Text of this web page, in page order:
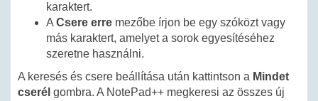
karaktert.
A Csere erre mezőbe írjon be egy szóközt vagy
más karaktert, amelyet a sorok egyesítéséhez
szeretne használni.
A keresés és csere beállítása után kattintson a Mindet
cserél gombra. A NotePad++ megkeresi az összes új